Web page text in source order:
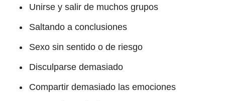
Unirse y salir de muchos grupos
Saltando a conclusiones
Sexo sin sentido o de riesgo
Disculparse demasiado
Compartir demasiado las emociones